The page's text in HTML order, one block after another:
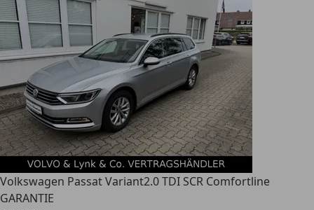
Volkswagen Passat Variant2.0 TDI SCR Comfortline
GARANTIE